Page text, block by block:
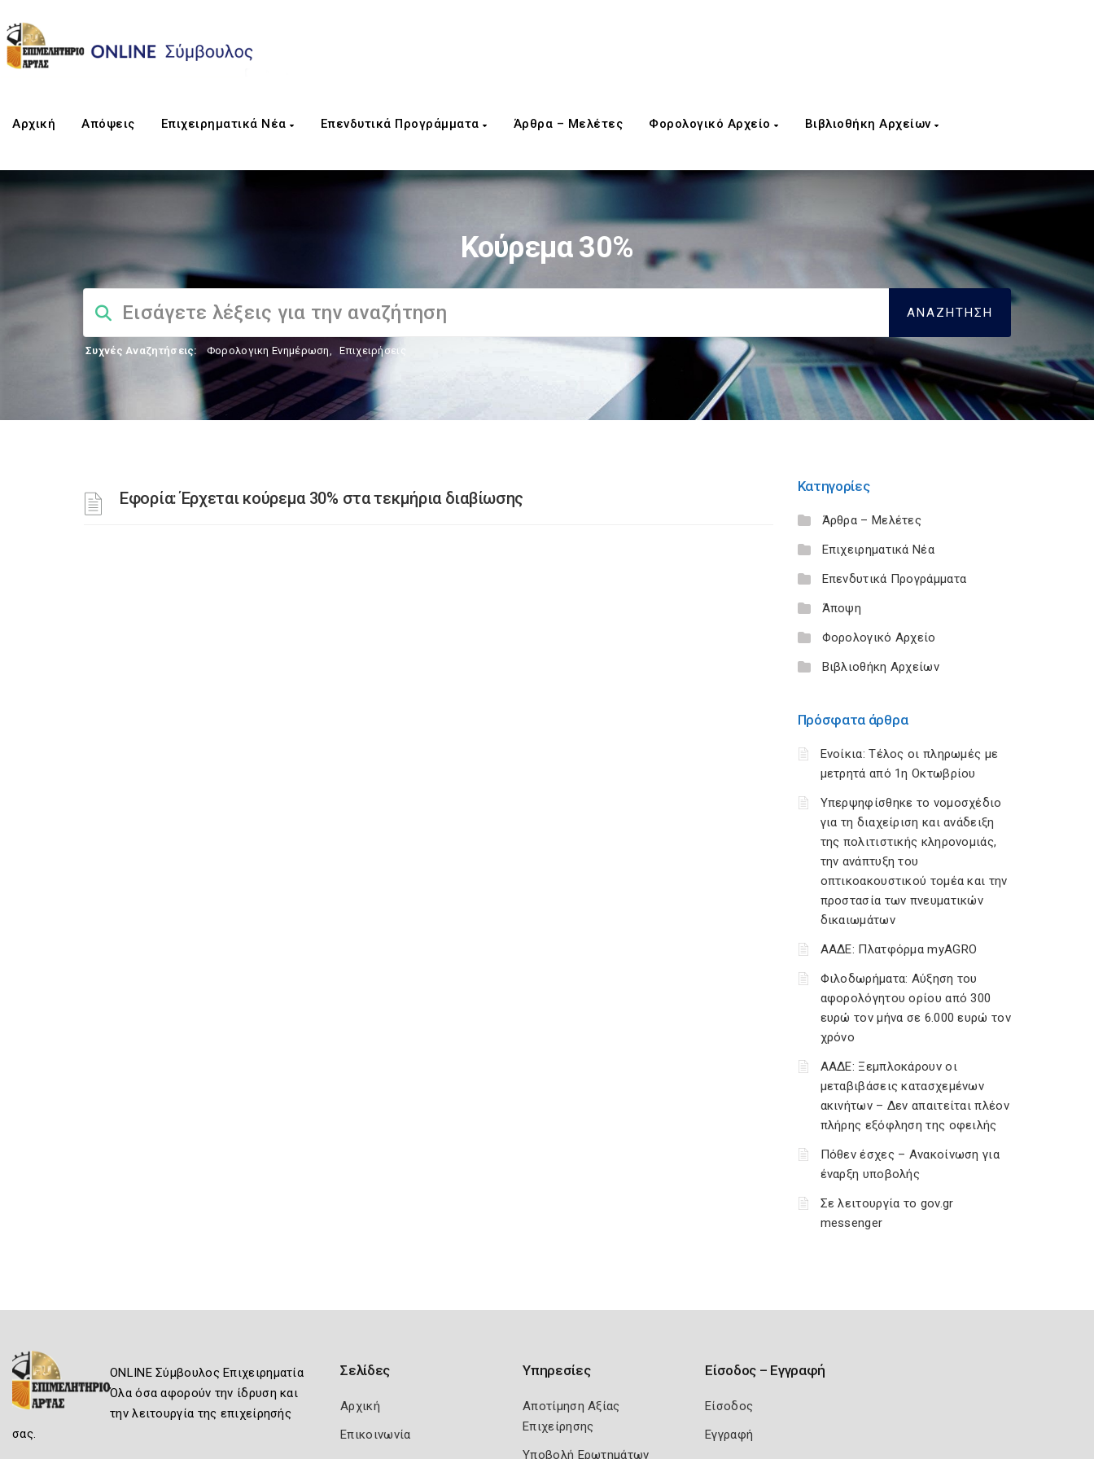
Αρχική Απόψεις Επιχειρηματικά Νέα Επενδυτικά Προγράμματα Άρθρα – Μελέτες Φορολογικό Αρχείο Βιβλιοθήκη Αρχείων
Κούρεμα 30%
Συχνές Αναζητήσεις: Φορολογικη Ενημέρωση, Επιχειρήσεις
Εφορία: Έρχεται κούρεμα 30% στα τεκμήρια διαβίωσης
Κατηγορίες
Άρθρα – Μελέτες
Επιχειρηματικά Νέα
Επενδυτικά Προγράμματα
Άποψη
Φορολογικό Αρχείο
Βιβλιοθήκη Αρχείων
Πρόσφατα άρθρα
Ενοίκια: Τέλος οι πληρωμές με
μετρητά από 1η Οκτωβρίου
Υπερψηφίσθηκε το νομοσχέδιο
για τη διαχείριση και ανάδειξη
της πολιτιστικής κληρονομιάς,
την ανάπτυξη του
οπτικοακουστικού τομέα και την
προστασία των πνευματικών
δικαιωμάτων
ΑΑΔΕ: Πλατφόρμα myAGRO
Φιλοδωρήματα: Αύξηση του
αφορολόγητου ορίου από 300
ευρώ τον μήνα σε 6.000 ευρώ τον
χρόνο
ΑΑΔΕ: Ξεμπλοκάρουν οι
μεταβιβάσεις κατασχεμένων
ακινήτων – Δεν απαιτείται πλέον
πλήρης εξόφληση της οφειλής
Πόθεν έσχες – Ανακοίνωση για
έναρξη υποβολής
Σε λειτουργία το gov.gr
messenger
ONLINE Σύμβουλος Επιχειρηματία
Όλα όσα αφορούν την ίδρυση και
την λειτουργία της επιχείρησής
σας.
Σελίδες
Αρχική
Επικοινωνία
Υπηρεσίες
Αποτίμηση Αξίας
Επιχείρησης
Υποβολή Ερωτημάτων
Είσοδος – Εγγραφή
Είσοδος
Εγγραφή